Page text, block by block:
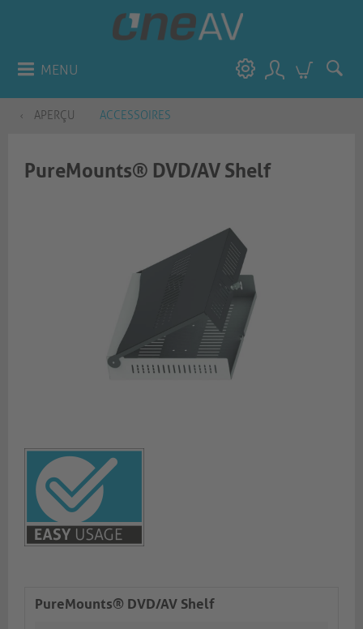
MENU
APERÇU ACCESSOIRES
PureMounts® DVD/AV Shelf
PureMounts® DVD/AV Shelf